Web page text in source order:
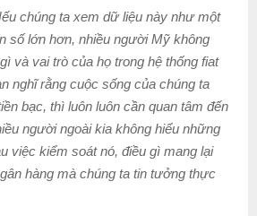
chúng ta xem dữ liệu này như một
số lớn hơn, nhiều người Mỹ không
và vai trò của họ trong hệ thống fiat
nghĩ rằng cuộc sống của chúng ta
bạc, thì luôn luôn cần quan tâm đến
người ngoài kia không hiểu những
việc kiểm soát nó, điều gì mang lại
hàng mà chúng ta tin tưởng thực